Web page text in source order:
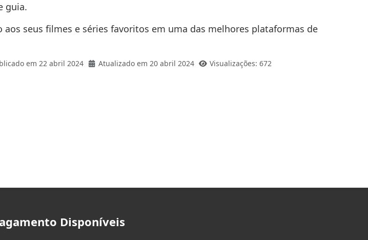
guia.
seus filmes e séries favoritos em uma das melhores plataformas de
em 22 abril 2024 Atualizado em 20 abril 2024 Visualizações: 672
Disponíveis